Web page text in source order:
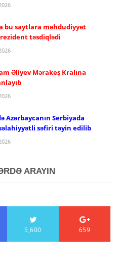
bu saytlara məhdudiyyət
təsdiqlədi
Əliyev Mərakeş Kralına
Azərbaycanın Serbiyada
səfiri təyin edilib
ARAYIN
5,600 659